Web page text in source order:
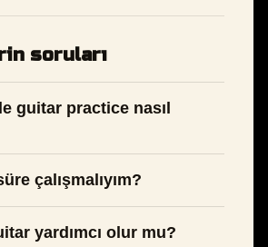
soruları
guitar practice nasıl
çalışmalıyım?
yardımcı olur mu?